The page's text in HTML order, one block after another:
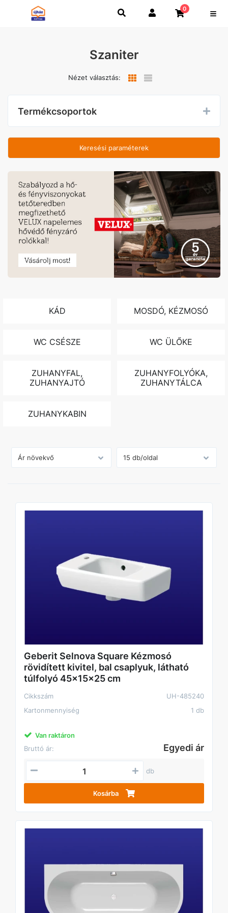
0
Szaniter
Nézet választás:
Termékcsoportok
Keresési paraméterek
KÁD MOSDÓ, KÉZMOSÓ
WC CSÉSZE WC ÜLŐKE
ZUHANYFAL,
ZUHANYAJTÓ
ZUHANYFOLYÓKA,
ZUHANYTÁLCA
ZUHANYKABIN
Geberit Selnova Square Kézmosó
rövidített kivitel, bal csaplyuk, látható
túlfolyó 45x15x25 cm
Cikkszám
UH-485240
Kartonmennyiség
1 db
Van raktáron
Bruttó ár:
Egyedi ár
db
Kosárba